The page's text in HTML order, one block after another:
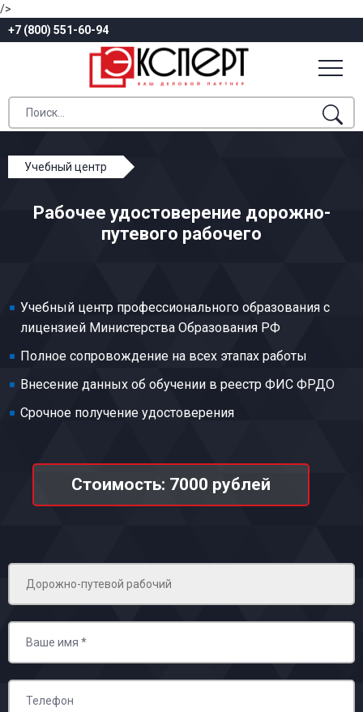
/>
+7 (800) 551-60-94
Учебный центр
Общие профессии горных и горнокапитальных работ
Дорожно-путевой рабочий
Рабочее удостоверение дорожно-
путевого рабочего
Учебный центр профессионального образования с
лицензией Министерства Образования РФ
Полное сопровождение на всех этапах работы
Внесение данных об обучении в реестр ФИС ФРДО
Срочное получение удостоверения
Стоимость: 7000 рублей